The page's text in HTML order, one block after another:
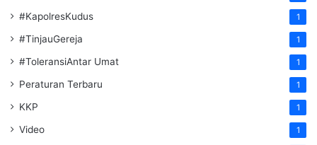
#KapolresKudus 1
#TinjauGereja 1
#ToleransiAntar Umat 1
Peraturan Terbaru 1
KKP 1
Video 1